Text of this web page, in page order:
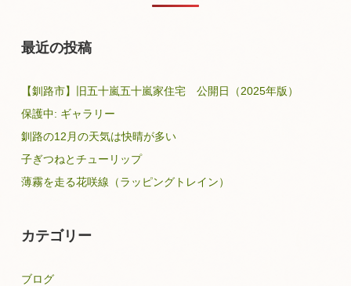
最近の投稿
【釧路市】旧五十嵐五十嵐家住宅 公開日（2025年版）
保護中: ギャラリー
釧路の12月の天気は快晴が多い
子ぎつねとチューリップ
薄霧を走る花咲線（ラッピングトレイン）
カテゴリー
ブログ